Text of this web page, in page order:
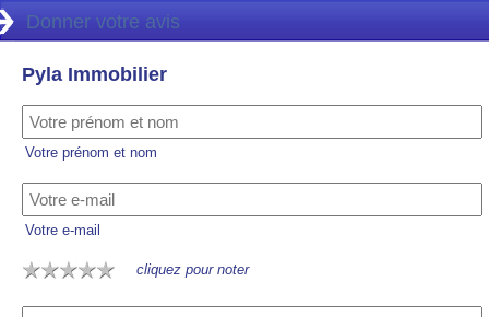
Donner votre avis
Pyla Immobilier
Votre prénom et nom
Votre e-mail
cliquez pour noter